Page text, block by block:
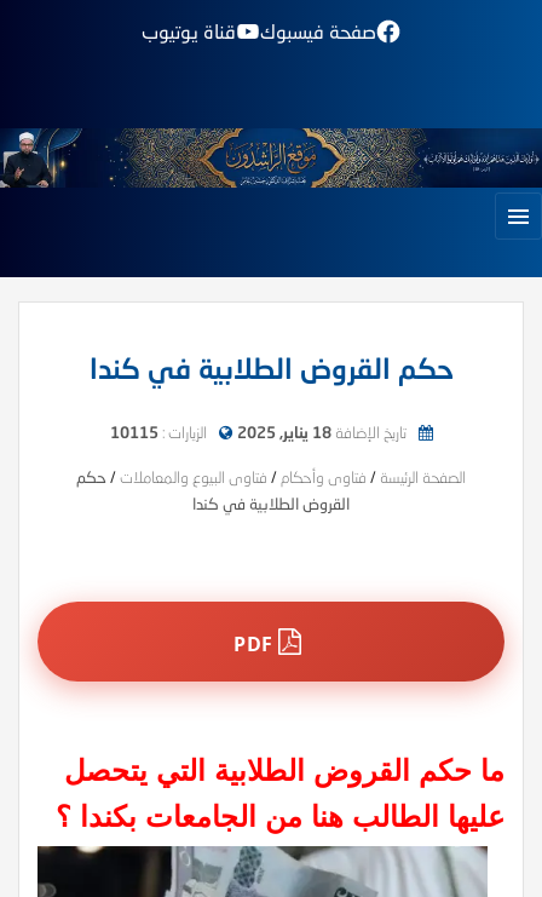
صفحة فيسبوك قناة يوتيوب
حكم القروض الطلابية في كندا
تاريخ الإضافة18 يناير, 2025 الزيارات : 10115
الصفحة الرئيسة / فتاوى وأحكام / فتاوى البيوع والمعاملات/ حكم
القروض الطلابية في كندا
ما حكم القروض الطلابية التي يتحصل
عليها الطالب هنا من الجامعات بكندا ؟